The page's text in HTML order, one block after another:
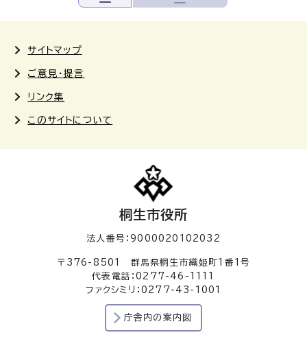
サイトマップ
ご意見・提言
リンク集
このサイトについて
桐生市役所
法人番号：9000020102032
〒376-8501 群馬県桐生市織姫町1番1号
代表電話：0277-46-1111
ファクシミリ：0277-43-1001
庁舎内の案内図